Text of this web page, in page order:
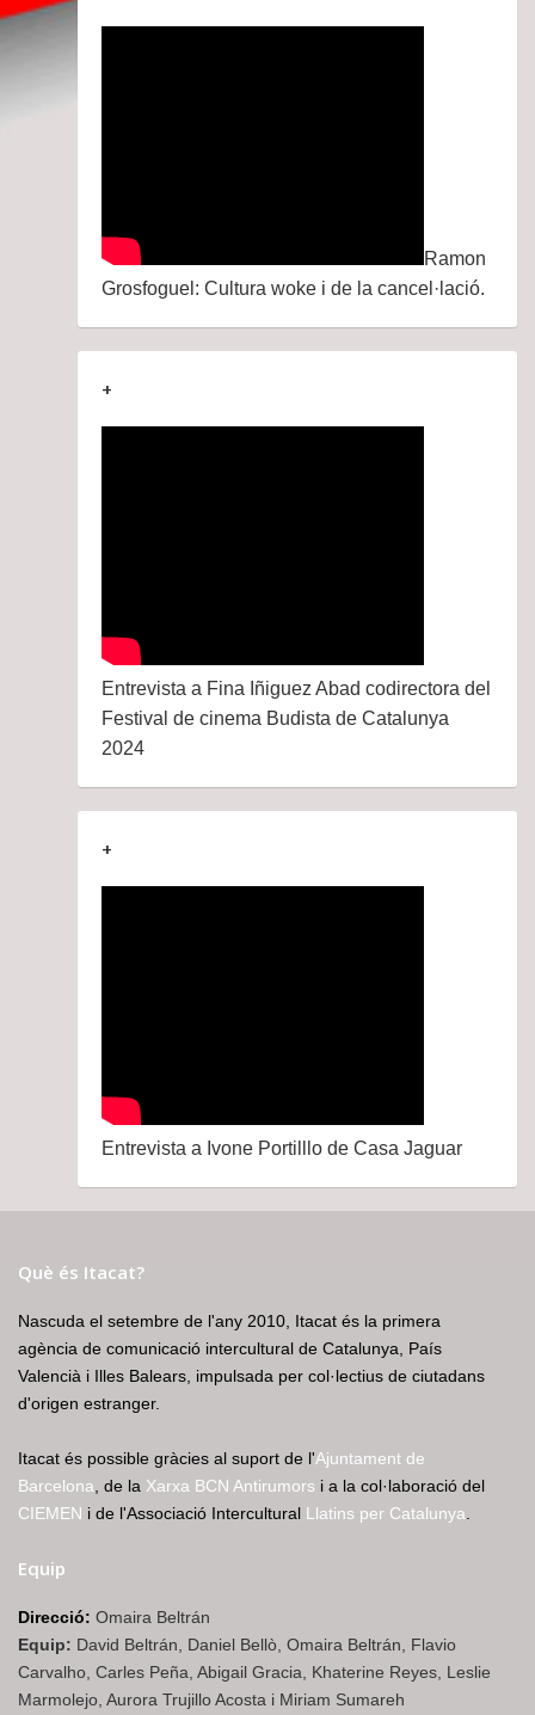
Ramon
Grosfoguel: Cultura woke i de la cancel·lació.
+
Entrevista a Fina Iñiguez Abad codirectora del
Festival de cinema Budista de Catalunya
2024
+
Entrevista a Ivone Portilllo de Casa Jaguar
Què és Itacat?
Nascuda el setembre de l'any 2010, Itacat és la primera
agència de comunicació intercultural de Catalunya, País
Valencià i Illes Balears, impulsada per col·lectius de ciutadans
d'origen estranger.
Itacat és possible gràcies al suport de l'Ajuntament de
Barcelona , de la Xarxa BCN Antirumors i a la col·laboració del
CIEMEN i de l'Associació Intercultural Llatins per Catalunya
Equip
Direcció: Omaira Beltrán
Equip: David Beltrán, Daniel Bellò, Omaira Beltrán, Flavio
Carvalho, Carles Peña, Abigail Gracia, Khaterine Reyes, Leslie
Marmolejo, Aurora Trujillo Acosta i Miriam Sumareh